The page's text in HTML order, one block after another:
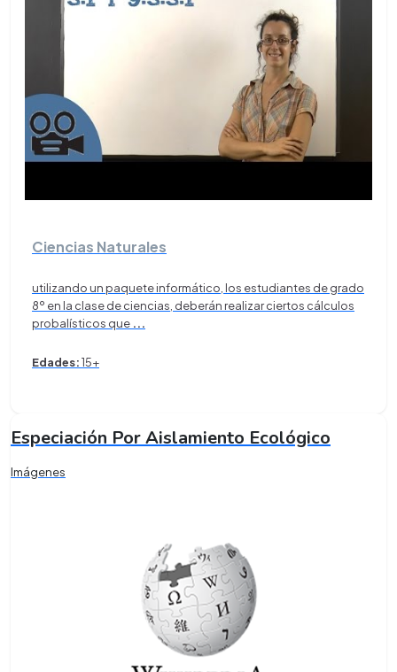
Ciencias Naturales
utilizando un paquete informático, los estudiantes de grado
8º en la clase de ciencias, deberán realizar ciertos cálculos
probalísticos que ...
Edades:15+
Especiación Por Aislamiento Ecológico
Imágenes